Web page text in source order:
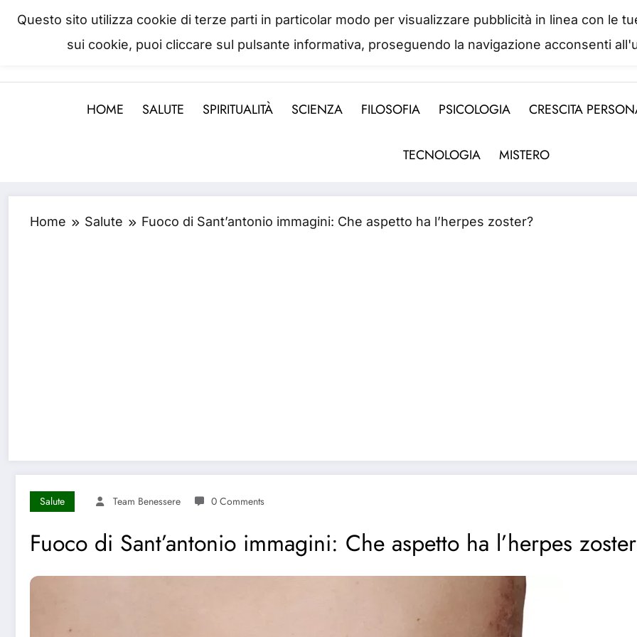
IL PORTALE DEL BENESSERE
La salute è come il denaro, non abbiamo mai una vera idea del suo valore fino a
HOME SALUTE SPIRITUALITÀ SCIENZA FILOSOFIA PSICOLOGIA CRESCITA
TECNOLOGIA MISTERO
Home Salute Fuoco di Sant’antonio immagini: Che aspetto ha l’herpes zoster?
Salute Team Benessere 0 Comments
Fuoco di Sant’antonio immagini: Che aspetto ha l’herpes
Questo sito utilizza cookie di terze parti in particolar modo per visualizzare pubblicità in linea con le
sui cookie, puoi cliccare sul pulsante informativa, proseguendo la navigazione acconsenti